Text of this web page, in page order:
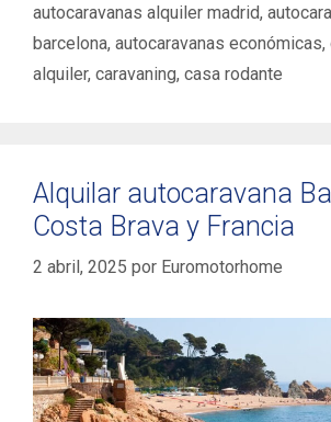
autocaravanas alquiler madrid,
barcelona, autocaravanas económicas,
alquiler, caravaning, casa rodante
Alquilar autocaravana
Costa Brava y Francia
2 abril, 2025 por Euromotorhome